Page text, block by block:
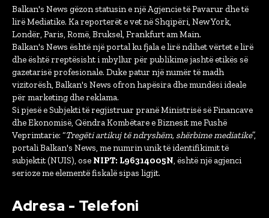
Balkan's News gëzon statusin e një Agjencie të Pavarur dhe të
lirë Mediatike. Ka reporterët e vet në Shqipëri, New York,
Londër, Paris, Romë, Bruksel, Frankfurt am Main.
Balkan's News është një portal ku fjala e lirë ndihet vërtet e lirë
dhe është rreptësisht i mbyllur për publikime jashtë etikës së
gazetarisë profesionale. Duke patur një numër të madh
vizitorësh, Balkan's News ofron hapësira dhe mundësi ideale
për marketing dhe reklama.
Si pjesë e Subjekti të regjistruar pranë Ministrisë së Financave
dhe Ekonomisë, Qëndra Kombëtare e Biznesit me Fushë
Veprimtarie: “Tregëti artikuj të ndryshëm, shërbime mediatike”,
portali Balkan's News, me numrin unik të identifikimit të
subjektit (NUIS), ose NIPT: L96314005N, është një agjenci
serioze me elementë fiskalë sipas ligjit.
Adresa - Telefoni